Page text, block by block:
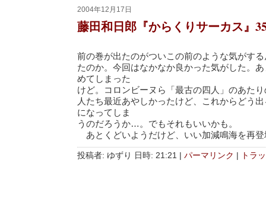
2004年12月17日
藤田和日郎『からくりサーカス』
前の巻が出たのがついこの前のような気がす
たのか。今回はなかなか良かった気がした。
めてしまった
けど。コロンビーヌら「最古の四人」のあた
人たち最近あやしかったけど、これからどう
になってしま
うのだろうか…。でもそれもいいかも。
あとくどいようだけど、いい加減鳴海を再
投稿者: ゆずり 日時: 21:21 パーマリンク トラ